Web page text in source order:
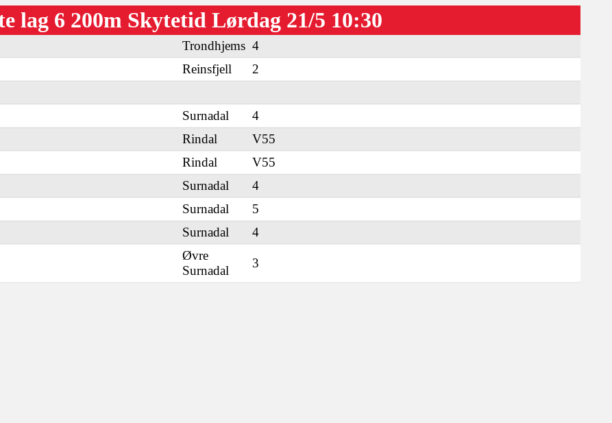
lag 6 200m Skytetid Lørdag 21/5 10:30
Trondhjems 4
Reinsfjell
2
Surnadal
4
Rindal
V55
Rindal
V55
Surnadal
4
Surnadal
5
Surnadal 4
Øvre
Surnadal
3